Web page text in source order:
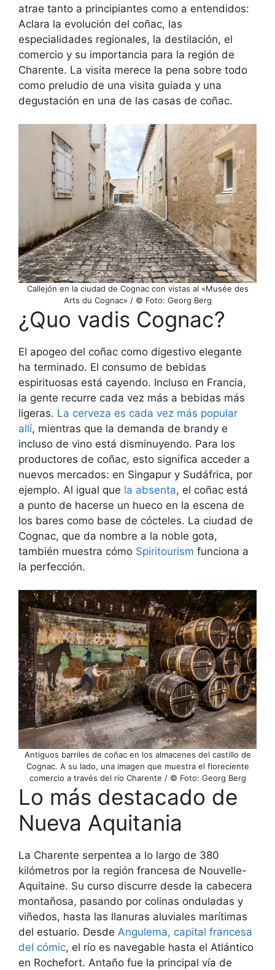
atrae tanto a principiantes como a entendidos:
Aclara la evolución del coñac, las
especialidades regionales, la destilación, el
comercio y su importancia para la región de
Charente. La visita merece la pena sobre todo
como preludio de una visita guiada y una
degustación en una de las casas de coñac.
Callejón en la ciudad de Cognac con vistas al «Musée des
Arts du Cognac» / © Foto: Georg Berg
¿Quo vadis Cognac?
El apogeo del coñac como digestivo elegante
ha terminado. El consumo de bebidas
espirituosas está cayendo. Incluso en Francia,
la gente recurre cada vez más a bebidas más
ligeras. La cerveza es cada vez más popular
allí, mientras que la demanda de brandy e
incluso de vino está disminuyendo. Para los
productores de coñac, esto significa acceder a
nuevos mercados: en Singapur y Sudáfrica, por
ejemplo. Al igual que la absenta, el coñac está
a punto de hacerse un hueco en la escena de
los bares como base de cócteles. La ciudad de
Cognac, que da nombre a la noble gota,
también muestra cómo Spiritourism funciona a
la perfección.
Antiguos barriles de coñac en los almacenes del castillo de
Cognac. A su lado, una imagen que muestra el floreciente
comercio a través del río Charente / © Foto: Georg Berg
Lo más destacado de
Nueva Aquitania
La Charente serpentea a lo largo de 380
kilómetros por la región francesa de Nouvelle-
Aquitaine. Su curso discurre desde la cabecera
montañosa, pasando por colinas onduladas y
viñedos, hasta las llanuras aluviales marítimas
del estuario. Desde Angulema, capital francesa
del cómic, el río es navegable hasta el Atlántico
en Rochefort. Antaño fue la principal vía de